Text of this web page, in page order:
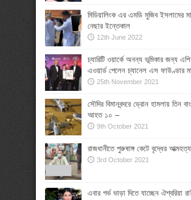
মিডিয়ালিংক এর এমডি মুজিব ইসলামের
নেছার ইন্তেকাল
12th June 2022
চ্যারিটি ওয়ার্কে অনন্য ভূমিকার জন্য
এওয়ার্ড পেলেন চ্যানেল এস ফাউণ্ডার
25th November 2021
সৌদির বিমানবন্দরে ড্রোন হামলায় তিন
আহত ১০ –
9th October 2021
রাজধানীতে পুরুষাঙ্গ কেটে বৃদ্ধের
3rd October 2021
এবার গর্ভ ভাড়া দিতে যাচ্ছেন ঐশ্বরিয়া